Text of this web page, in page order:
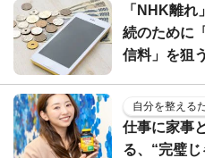
「NHK離
続のために
信料」を狙
自分を整える
仕事に家事
る、“完璧